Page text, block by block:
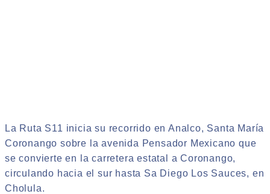
La Ruta S11 inicia su recorrido en Analco, Santa María
Coronango sobre la avenida Pensador Mexicano que
se convierte en la carretera estatal a Coronango,
circulando hacia el sur hasta Sa Diego Los Sauces, en
Cholula.